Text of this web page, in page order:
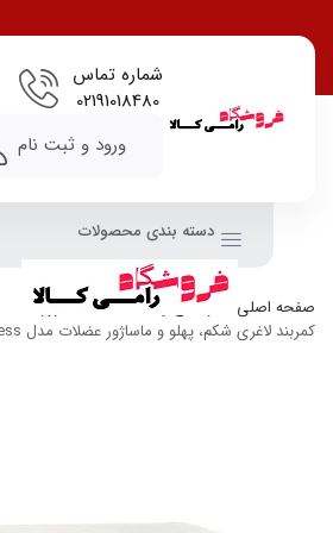
شماره تماس
02191018480
ورود و ثبت نام
دسته بندی محصولات
صفحه اصلی زیبایی و سلامت
ماساژور
کمربند لاغری شکم، پهلو و ماساژور عضلات مدل EMS Fitness